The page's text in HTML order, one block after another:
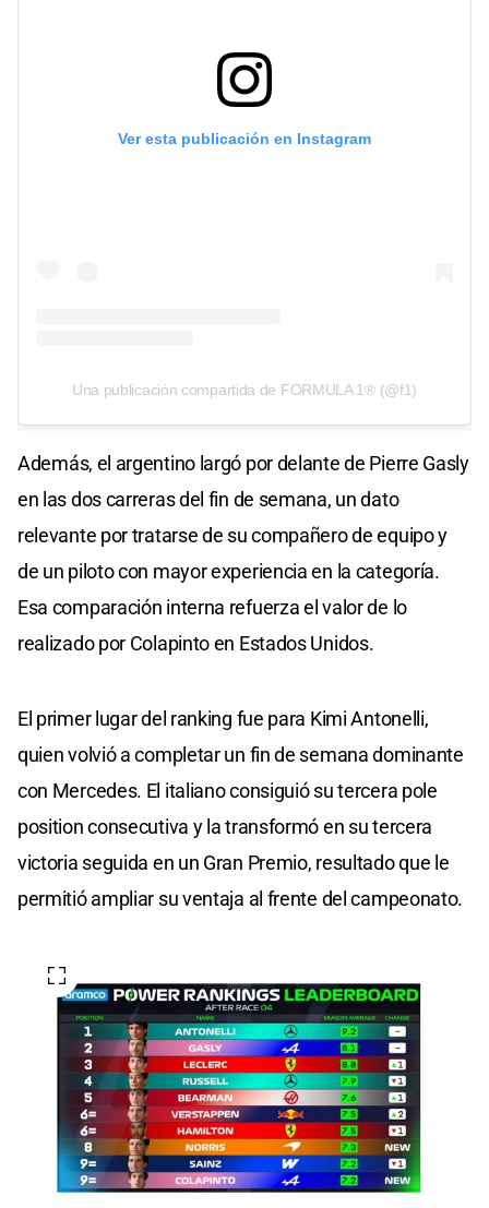
Ver esta publicación en Instagram
Una publicación compartida de FORMULA 1® (@f1)
Además, el argentino largó por delante de Pierre Gasly
en las dos carreras del fin de semana, un dato
relevante por tratarse de su compañero de equipo y
de un piloto con mayor experiencia en la categoría.
Esa comparación interna refuerza el valor de lo
realizado por Colapinto en Estados Unidos.
El primer lugar del ranking fue para Kimi Antonelli,
quien volvió a completar un fin de semana dominante
con Mercedes. El italiano consiguió su tercera pole
position consecutiva y la transformó en su tercera
victoria seguida en un Gran Premio, resultado que le
permitió ampliar su ventaja al frente del campeonato.